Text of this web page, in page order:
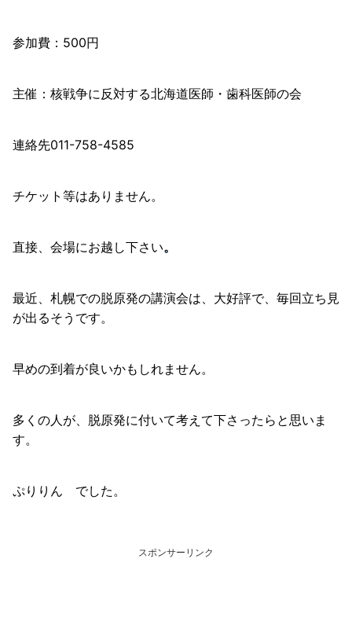
参加費：500円
主催：核戦争に反対する北海道医師・歯科医師の会
連絡先011-758-4585
チケット等はありません。
直接、会場にお越し下さい。
最近、札幌での脱原発の講演会は、大好評で、毎回立ち見
が出るそうです。
早めの到着が良いかもしれません。
多くの人が、脱原発に付いて考えて下さったらと思いま
す。
ぷりりん でした。
スポンサーリンク